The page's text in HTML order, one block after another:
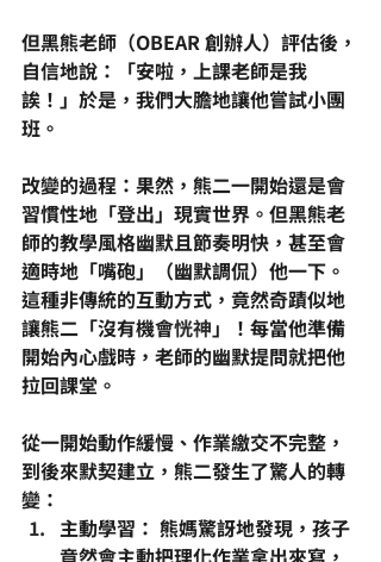
但黑熊老師（OBEAR 創辦人）評估後，
自信地說：「安啦，上課老師是我
誒！」於是，我們大膽地讓他嘗試小團
班。
改變的過程：果然，熊二一開始還是會
習慣性地「登出」現實世界。但黑熊老
師的教學風格幽默且節奏明快，甚至會
適時地「嘴砲」（幽默調侃）他一下。
這種非傳統的互動方式，竟然奇蹟似地
讓熊二「沒有機會恍神」！每當他準備
開始內心戲時，老師的幽默提問就把他
拉回課堂。
從一開始動作緩慢、作業繳交不完整，
到後來默契建立，熊二發生了驚人的轉
變：
主動學習： 熊媽驚訝地發現，孩子
竟然會主動把理化作業拿出來寫，